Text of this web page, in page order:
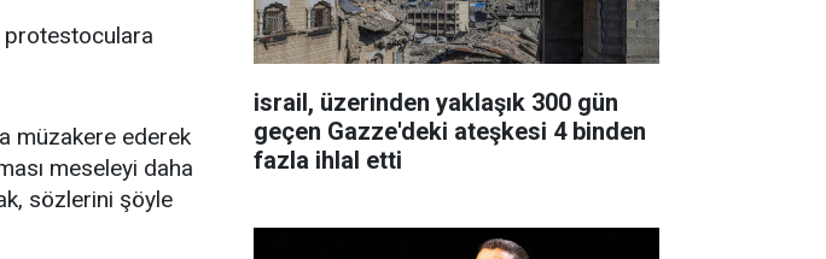
protestoculara
müzakere ederek
meseleyi daha
sözlerini şöyle
israil, üzerinden yaklaşık 300 gün
geçen Gazze'deki ateşkesi 4 binden
fazla ihlal etti